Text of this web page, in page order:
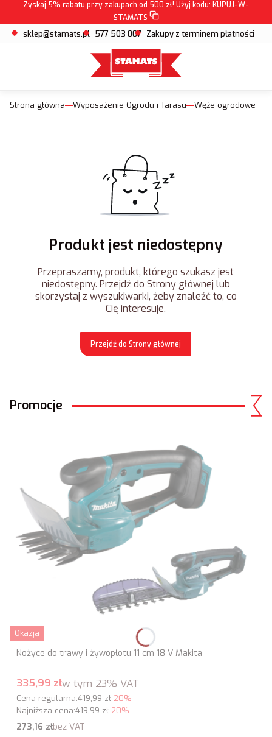
Zyskaj 5% rabatu przy zakupach od 500 zł! Użyj kodu: KUPUJ-W-
STAMATS
sklep@stamats.pl 577 503 007 Zakupy z terminem płatności
Strona główna Wyposażenie Ogrodu i Tarasu Węże ogrodowe
Produkt jest niedostępny
Przepraszamy, produkt, którego szukasz jest
niedostępny. Przejdź do Strony głównej lub
skorzystaj z wyszukiwarki, żeby znaleźć to, co
Cię interesuje.
Przejdź do Strony głównej
Promocje
Okazja
Nożyce do trawy i żywopłotu 11 cm 18 V Makita
Cena promocyjna brutto
335,99 złw tym 23% VAT
Cena regularna:419,99 zł-20%
Najniższa cena:419,99 zł-20%
Cena netto
273,16 złbez VAT